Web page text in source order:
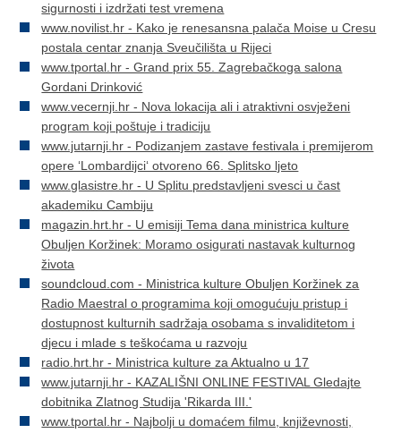
sigurnosti i izdržati test vremena
www.novilist.hr - Kako je renesansna palača Moise u Cresu
postala centar znanja Sveučilišta u Rijeci
www.tportal.hr - Grand prix 55. Zagrebačkoga salona
Gordani Drinković
www.vecernji.hr - Nova lokacija ali i atraktivni osvježeni
program koji poštuje i tradiciju
www.jutarnji.hr - Podizanjem zastave festivala i premijerom
opere ‘Lombardijci‘ otvoreno 66. Splitsko ljeto
www.glasistre.hr - U Splitu predstavljeni svesci u čast
akademiku Cambiju
magazin.hrt.hr - U emisiji Tema dana ministrica kulture
Obuljen Koržinek: Moramo osigurati nastavak kulturnog
života
soundcloud.com - Ministrica kulture Obuljen Koržinek za
Radio Maestral o programima koji omogućuju pristup i
dostupnost kulturnih sadržaja osobama s invaliditetom i
djecu i mlade s teškoćama u razvoju
radio.hrt.hr - Ministrica kulture za Aktualno u 17
www.jutarnji.hr - KAZALIŠNI ONLINE FESTIVAL Gledajte
dobitnika Zlatnog Studija 'Rikarda III.'
www.tportal.hr - Najbolji u domaćem filmu, književnosti,